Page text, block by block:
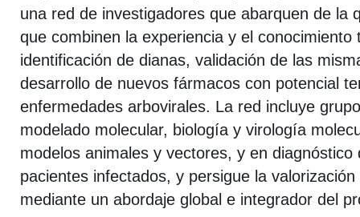
una red de investigadores que abarquen de la
que combinen la experiencia y el conocimiento
identificación de dianas, validación de las
desarrollo de nuevos fármacos con potencial
enfermedades arbovirales. La red incluye
modelado molecular, biología y virología
modelos animales y vectores, y en diagnóstico
pacientes infectados, y persigue la
mediante un abordaje global e integrador del